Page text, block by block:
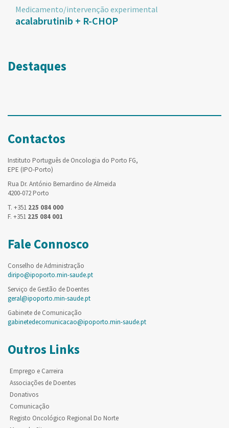
Medicamento/intervenção experimental
acalabrutinib + R-CHOP
Destaques
Contactos
Instituto Português de Oncologia do Porto FG,
EPE (IPO-Porto)
Rua Dr. António Bernardino de Almeida
4200-072 Porto
T. +351 225 084 000
F. +351 225 084 001
Fale Connosco
Conselho de Administração
diripo@ipoporto.min-saude.pt
Serviço de Gestão de Doentes
geral@ipoporto.min-saude.pt
Gabinete de Comunicação
gabinetedecomunicacao@ipoporto.min-saude.pt
Outros Links
Emprego e Carreira
Associações de Doentes
Donativos
Comunicação
Registo Oncológico Regional Do Norte